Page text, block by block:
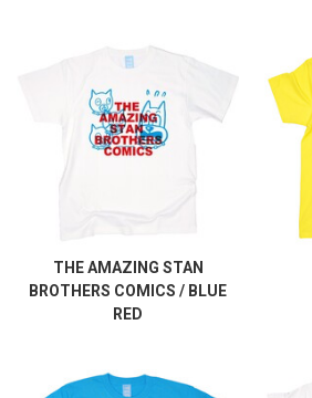
THE AMAZING STAN
BROTHERS COMICS / BLUE
RED